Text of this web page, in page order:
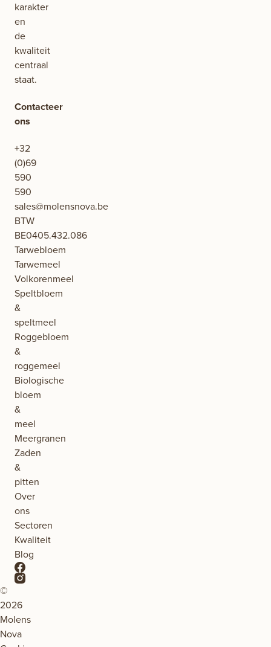
karakter
en
de
kwaliteit
centraal
staat.
Contacteer
ons
+32
(0)69
590
590
sales@molensnova.be
BTW
BE0405.432.086
Tarwebloem
Tarwemeel
Volkorenmeel
Speltbloem
&
speltmeel
Roggebloem
&
roggemeel
Biologische
bloem
&
meel
Meergranen
Zaden
&
pitten
Over
ons
Sectoren
Kwaliteit
Blog
©
2026
Molens
Nova